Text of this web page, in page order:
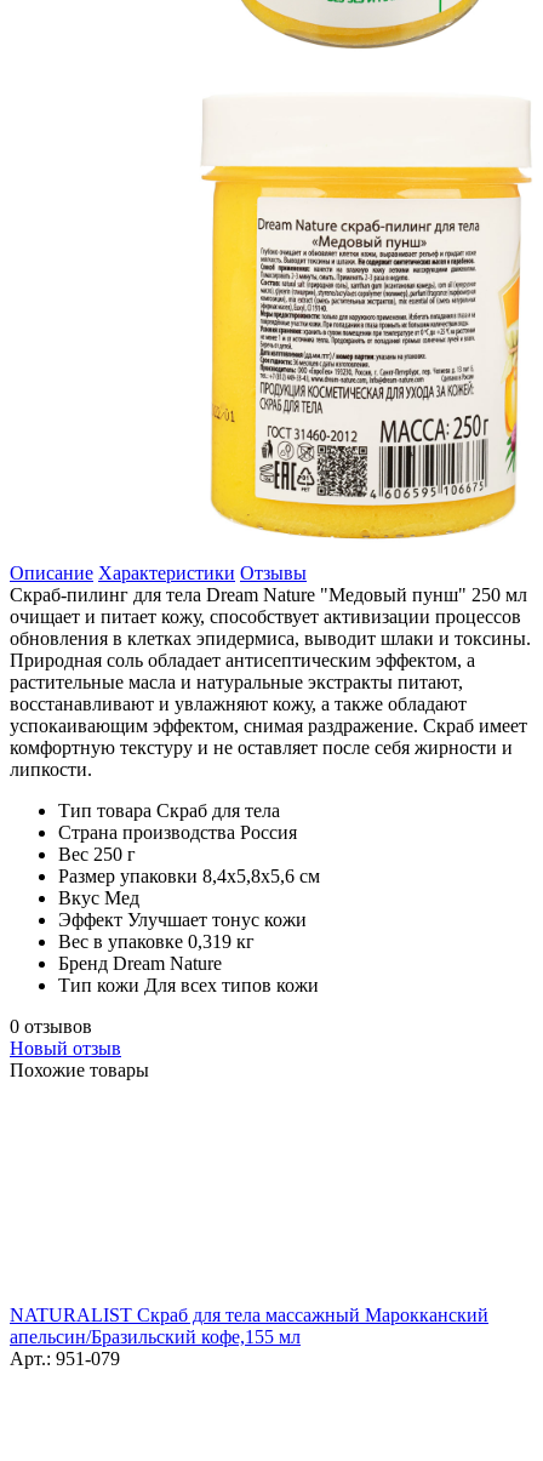
Описание Характеристики Отзывы
Скраб-пилинг для тела Dream Nature "Медовый пунш" 250 мл
очищает и питает кожу, способствует активизации процессов
обновления в клетках эпидермиса, выводит шлаки и токсины.
Природная соль обладает антисептическим эффектом, а
растительные масла и натуральные экстракты питают,
восстанавливают и увлажняют кожу, а также обладают
успокаивающим эффектом, снимая раздражение. Скраб имеет
комфортную текстуру и не оставляет после себя жирности и
липкости.
Тип товара Скраб для тела
Страна производства Россия
Вес 250 г
Размер упаковки 8,4х5,8х5,6 см
Вкус Мед
Эффект Улучшает тонус кожи
Вес в упаковке 0,319 кг
Бренд Dream Nature
Тип кожи Для всех типов кожи
0 отзывов
Новый отзыв
Похожие товары
NATURALIST Скраб для тела массажный Марокканский
апельсин/Бразильский кофе,155 мл
Арт.: 951-079